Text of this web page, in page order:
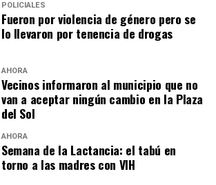
POLICIALES
Fueron por violencia de género pero se
lo llevaron por tenencia de drogas
AHORA
Vecinos informaron al municipio que no
van a aceptar ningún cambio en la Plaza
del Sol
AHORA
Semana de la Lactancia: el tabú en
torno a las madres con VIH